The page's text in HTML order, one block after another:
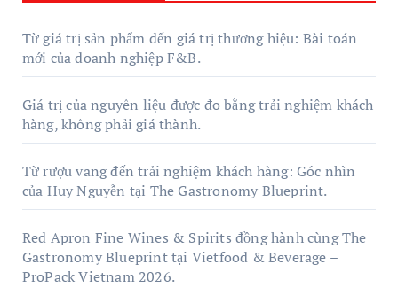
Từ giá trị sản phẩm đến giá trị thương hiệu: Bài toán
mới của doanh nghiệp F&B.
Giá trị của nguyên liệu được đo bằng trải nghiệm khách
hàng, không phải giá thành.
Từ rượu vang đến trải nghiệm khách hàng: Góc nhìn
của Huy Nguyễn tại The Gastronomy Blueprint.
Red Apron Fine Wines & Spirits đồng hành cùng The
Gastronomy Blueprint tại Vietfood & Beverage –
ProPack Vietnam 2026.